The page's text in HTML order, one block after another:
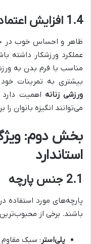
1.4 افزایش اعتماد به نفس
ظاهر و احساس خوب در
عملکرد ورزشکار داشته
مناسب با فرم بدن به
بیشتری به تمرینات خود
ورزشی زنانه اهمیت
می‌توانند انگیزه بانوان
بخش دوم:
استاندارد
2.1 جنس پارچه
پارچه‌های مورد استفاده
باشند. برخی از
پلی‌استر : سبک